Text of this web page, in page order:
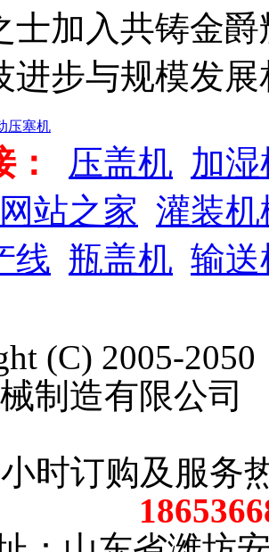
士加入共铸金
进步与规模发
压塞机
压盖机 加湿
网站之家 灌装机
线 瓶盖机 输送
(C) 2005-
制造有限公
时订购及服务